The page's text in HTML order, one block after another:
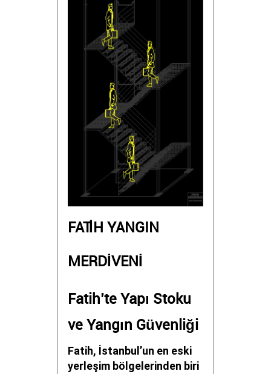
FATİH YANGIN
MERDİVENİ
Fatih’te Yapı Stoku
ve Yangın Güvenliği
Fatih, İstanbul’un en eski
yerleşim bölgelerinden biri